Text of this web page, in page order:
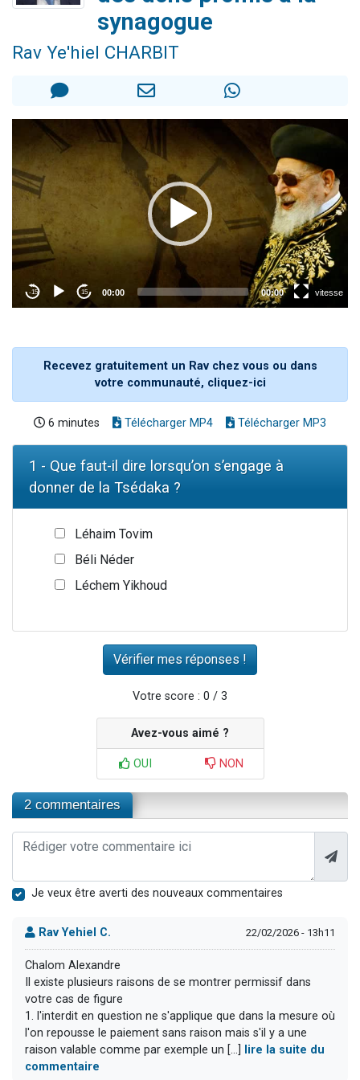
Il reste 49 places pour étudier en groupe sur Zoom
3 personnes viennent de faire un don pour Diane, 80 ans, dans un appartement insalubre
synagogue
Rav Ye'hiel CHARBIT
Recevez gratuitement un Rav chez vous ou dans
votre communauté, cliquez-ici
6 minutes Télécharger MP4 Télécharger MP3
1 - Que faut-il dire lorsqu’on s’engage à
donner de la Tsédaka ?
Léhaim Tovim
Béli Néder
Léchem Yikhoud
Votre score : 0 / 3
Avez-vous aimé ?
OUI NON
2 commentaires
Je veux être averti des nouveaux commentaires
Rav Yehiel C. 22/02/2026 - 13h11
Chalom Alexandre
Il existe plusieurs raisons de se montrer permissif dans
votre cas de figure
1. l'interdit en question ne s'applique que dans la mesure où
l'on repousse le paiement sans raison mais s'il y a une
raison valable comme par exemple un [...]
lire la suite du
commentaire